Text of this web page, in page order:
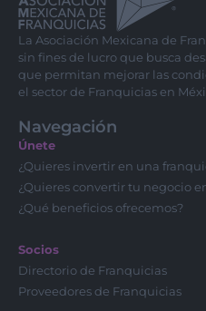
La Asociación Mexicana de
sin fines de lucro que busca
que permitan mejorar las
el sector de Franquicias en
Navegación
Únete
¿Quieres invertir en una
¿Quieres convertir tu negocio
¿Qué beneficios ofrecemos?
Socios
Directorio de Franquicias
Proveedores de Franquicias